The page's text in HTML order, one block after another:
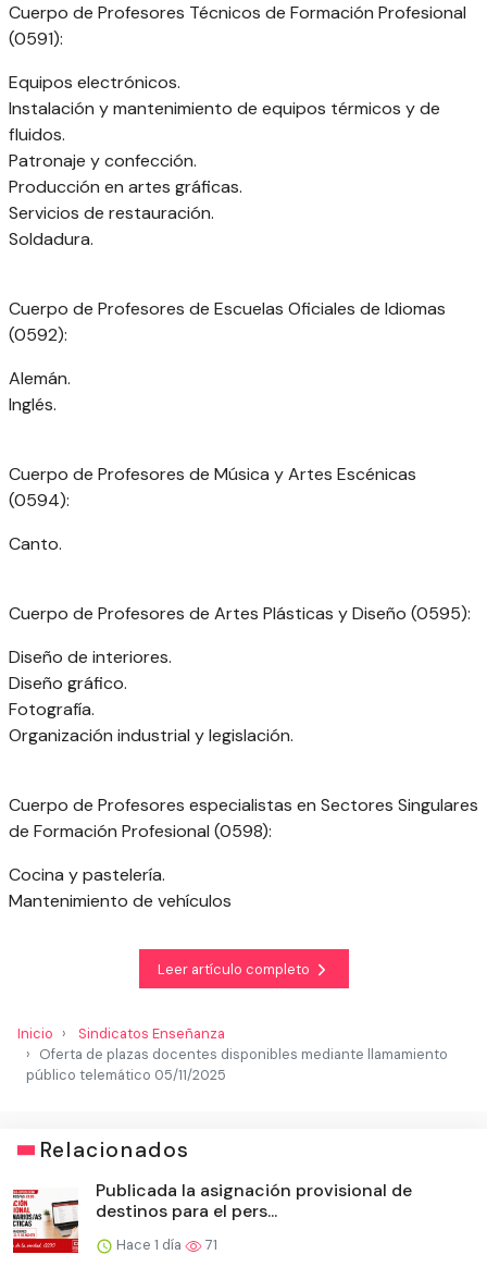
Cuerpo de Profesores Técnicos de Formación Profesional
(0591):
Equipos electrónicos.
Instalación y mantenimiento de equipos térmicos y de
fluidos.
Patronaje y confección.
Producción en artes gráficas.
Servicios de restauración.
Soldadura.
Cuerpo de Profesores de Escuelas Oficiales de Idiomas
(0592):
Alemán.
Inglés.
Cuerpo de Profesores de Música y Artes Escénicas
(0594):
Canto.
Cuerpo de Profesores de Artes Plásticas y Diseño (0595):
Diseño de interiores.
Diseño gráfico.
Fotografía.
Organización industrial y legislación.
Cuerpo de Profesores especialistas en Sectores Singulares
de Formación Profesional (0598):
Cocina y pastelería.
Mantenimiento de vehículos
Leer artículo completo
Inicio
Sindicatos Enseñanza
Oferta de plazas docentes disponibles mediante llamamiento
público telemático 05/11/2025
Relacionados
Publicada la asignación provisional de
destinos para el pers...
Hace 1 día 71